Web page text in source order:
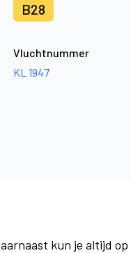
B28
Vluchtnummer
KL 1947
kun je altijd